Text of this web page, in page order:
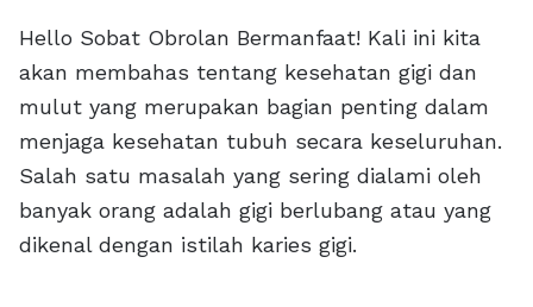
Hello Sobat Obrolan Bermanfaat! Kali ini kita
akan membahas tentang kesehatan gigi dan
mulut yang merupakan bagian penting dalam
menjaga kesehatan tubuh secara keseluruhan.
Salah satu masalah yang sering dialami oleh
banyak orang adalah gigi berlubang atau yang
dikenal dengan istilah karies gigi.